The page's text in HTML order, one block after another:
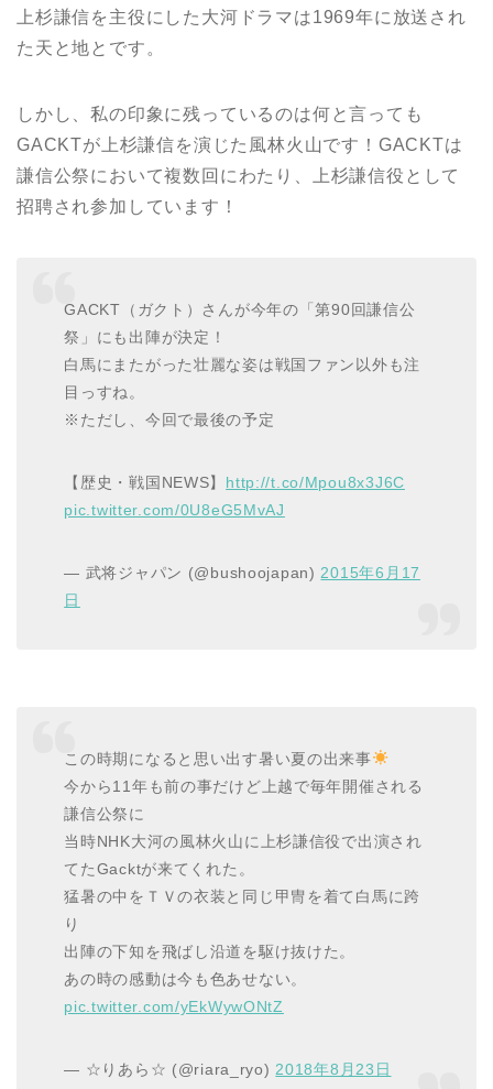
上杉謙信を主役にした大河ドラマは1969年に放送され
た天と地とです。
しかし、私の印象に残っているのは何と言っても
GACKTが上杉謙信を演じた風林火山です！GACKTは
謙信公祭において複数回にわたり、上杉謙信役として
招聘され参加しています！
GACKT（ガクト）さんが今年の「第90回謙信公
祭」にも出陣が決定！
白馬にまたがった壮麗な姿は戦国ファン以外も注
目っすね。
※ただし、今回で最後の予定
【歴史・戦国NEWS】 http://t.co/Mpou8x3J6C
pic.twitter.com/0U8eG5MvAJ
— 武将ジャパン (@bushoojapan) 2015年6月17
日
この時期になると思い出す暑い夏の出来事
今から11年も前の事だけど上越で毎年開催される
謙信公祭に
当時NHK大河の風林火山に上杉謙信役で出演され
てたGacktが来てくれた。
猛暑の中をＴＶの衣装と同じ甲冑を着て白馬に跨
り
出陣の下知を飛ばし沿道を駆け抜けた。
あの時の感動は今も色あせない。
pic.twitter.com/yEkWywONtZ
— ☆りあら☆ (@riara_ryo) 2018年8月23日